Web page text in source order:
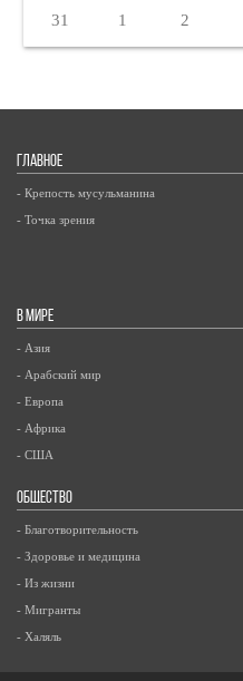
31 1 2
ГЛАВНОЕ
- Крепость мусульманина
- Точка зрения
В МИРЕ
- Азия
- Арабский мир
- Европа
- Африка
- США
ОБЩЕСТВО
- Благотворительность
- Здоровье и медицина
- Из жизни
- Мигранты
- Халяль